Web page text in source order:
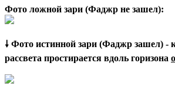
Фото ложной зари (Фаджр не зашел):
🠗 Фото истинной зари (Фаджр зашел) -
рассвета простирается вдоль горизона